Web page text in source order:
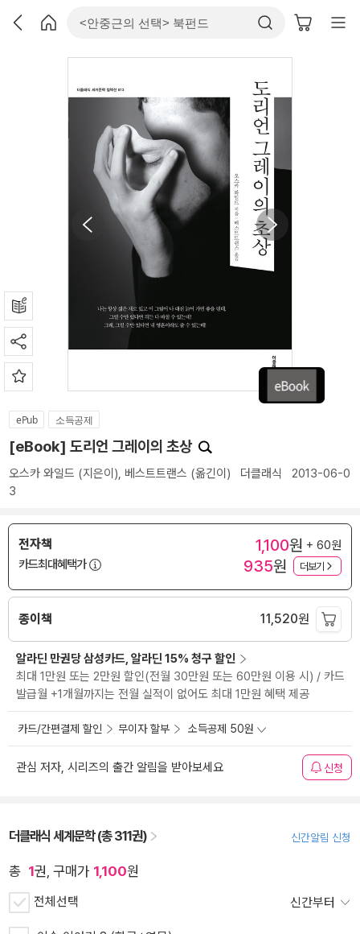
ePub 소득공제
[eBook] 도리언 그레이의 초상
오스카 와일드 (지은이), 베스트트랜스 (옮긴이) 더클래식
2013-06-0
3
전자책 1,100원 + 60원
카드최대혜택가
935원 더보기
종이책 11,520원
알라딘 만권당 삼성카드, 알라딘 15% 청구 할인
최대 1만원 또는 2만원 할인(전월 30만원 또는 60만원 이용 시) / 카드
발급월 +1개월까지는 전월 실적이 없어도 최대 1만원 혜택 제공
카드/간편결제 할인 무이자 할부 소득공제 50원
관심 저자, 시리즈의 출간 알림을 받아보세요 신청
더클래식 세계문학 (총 311권) 신간알림 신청
총 1권, 구매가 1,100원
전체선택 신간부터